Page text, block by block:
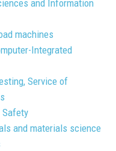
and Information
machines
Integrated
Service of
Safety
and materials science